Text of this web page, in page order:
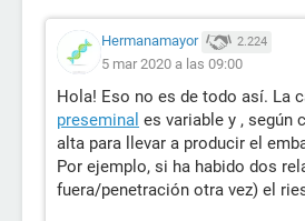
Hermanamayor 2.224
5 mar 2020 a las 09:00
Hola! Eso no es de todo así. La
preseminal es variable y , según
alta para llevar a producir el
Por ejemplo, si ha habido dos
fuera/penetración otra vez) el